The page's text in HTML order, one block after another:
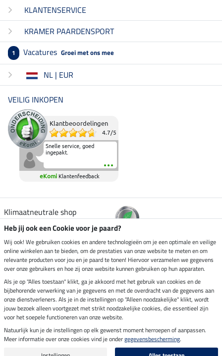
KLANTENSERVICE
KRAMER PAARDENSPORT
1 Vacatures Groei met ons mee
NL | EUR
VEILIG INKOPEN
Klantbeoordelingen
4.7/5
Snelle service, goed
ingepakt.
eKomi Klantenfeedback
Klimaatneutrale shop
Verzending per
Veilig betalen met
Impressum
Laatste update op 08.08.2026 om 14:33 uur
Heb jij ook een Cookie voor je paard?
Wij ook! We gebruiken cookies en andere technologieën om je een optimale en veilige
online winkelen aan te bieden, om de prestaties van onze website te meten en om
relevante producten voor jou en je paard te tonen! Hiervoor verzamelen we gegevens
over onze gebruikers en hoe zij onze website kunnen gebruiken op hun apparaten.
Als je op "Alles toestaan" klikt, ga je akkoord met het gebruik van cookies en de
bijbehorende verwerking van je gegevens en met de overdracht van de gegevens aan
onze dienstverleners. Als je in de instellingen op "Alleen noodzakelijke" klikt, wordt
jouw bezoek alleen voortgezet met strikt noodzakelijke cookies, die essentieel zijn
voor het soepele functioneren van onze website.
Natuurlijk kun je de instellingen op elk gewenst moment herroepen of aanpassen.
Meer informatie over onze cookies vind je ondergegevensbescherming.